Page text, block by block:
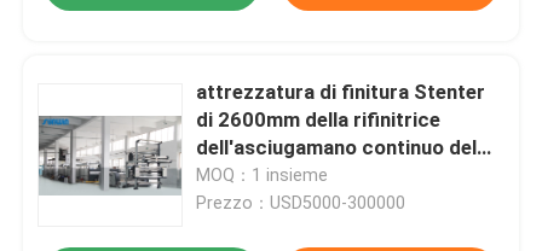
Casa
Prodotti
attrezzatura di finitura Stenter
di 2600mm della rifinitrice
dell'asciugamano continuo del
tessuto
MOQ：1 insieme
Prezzo：USD5000-300000